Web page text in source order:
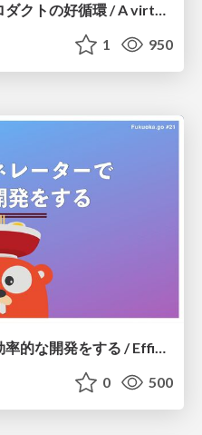
研究開発と実装OSSと プロダクトの好循環 / A virtuous cycle of research and development implementation OSS and products
1 950
コードジェネレーターで 効率的な開発をする / Efficient development with code generators
0 500